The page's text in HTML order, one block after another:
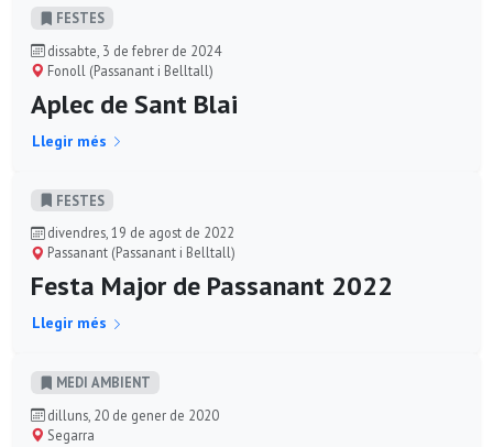
FESTES
dissabte, 3 de febrer de 2024
Fonoll (Passanant i Belltall)
Aplec de Sant Blai
Llegir més
FESTES
divendres, 19 de agost de 2022
Passanant (Passanant i Belltall)
Festa Major de Passanant 2022
Llegir més
MEDI AMBIENT
dilluns, 20 de gener de 2020
Segarra